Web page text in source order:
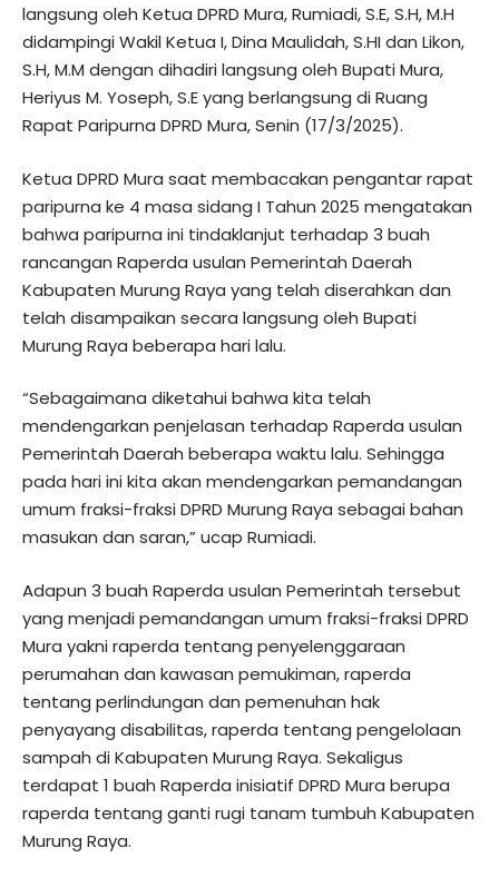
langsung oleh Ketua DPRD Mura, Rumiadi, S.E, S.H, M.H
didampingi Wakil Ketua I, Dina Maulidah, S.HI dan Likon,
S.H, M.M dengan dihadiri langsung oleh Bupati Mura,
Heriyus M. Yoseph, S.E yang berlangsung di Ruang
Rapat Paripurna DPRD Mura, Senin (17/3/2025).
Ketua DPRD Mura saat membacakan pengantar rapat
paripurna ke 4 masa sidang I Tahun 2025 mengatakan
bahwa paripurna ini tindaklanjut terhadap 3 buah
rancangan Raperda usulan Pemerintah Daerah
Kabupaten Murung Raya yang telah diserahkan dan
telah disampaikan secara langsung oleh Bupati
Murung Raya beberapa hari lalu.
“Sebagaimana diketahui bahwa kita telah
mendengarkan penjelasan terhadap Raperda usulan
Pemerintah Daerah beberapa waktu lalu. Sehingga
pada hari ini kita akan mendengarkan pemandangan
umum fraksi-fraksi DPRD Murung Raya sebagai bahan
masukan dan saran,” ucap Rumiadi.
Adapun 3 buah Raperda usulan Pemerintah tersebut
yang menjadi pemandangan umum fraksi-fraksi DPRD
Mura yakni raperda tentang penyelenggaraan
perumahan dan kawasan pemukiman, raperda
tentang perlindungan dan pemenuhan hak
penyayang disabilitas, raperda tentang pengelolaan
sampah di Kabupaten Murung Raya. Sekaligus
terdapat 1 buah Raperda inisiatif DPRD Mura berupa
raperda tentang ganti rugi tanam tumbuh Kabupaten
Murung Raya.